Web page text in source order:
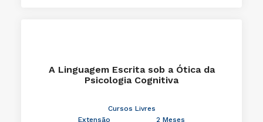
A Linguagem Escrita sob a Ótica da
Psicologia Cognitiva
Cursos Livres
Extensão
2 Meses